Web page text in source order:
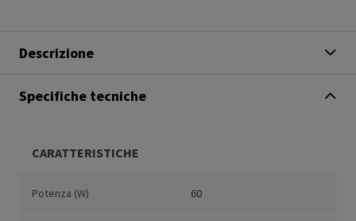
Descrizione
Specifiche tecniche
CARATTERISTICHE
Potenza (W) 60